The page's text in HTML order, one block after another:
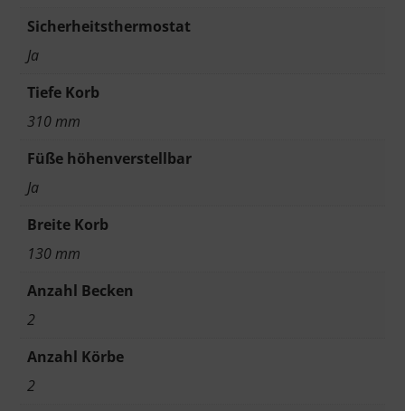
Sicherheitsthermostat
Ja
Tiefe Korb
310 mm
Füße höhenverstellbar
Ja
Breite Korb
130 mm
Anzahl Becken
2
Anzahl Körbe
2